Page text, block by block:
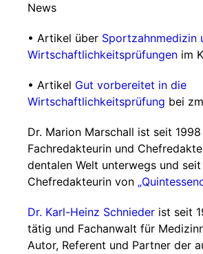
News
• Artikel über Sportzahnmedizin
Wirtschaftlichkeitsprüfungen im
• Artikel Gut vorbereitet in die
Wirtschaftlichkeitsprüfung bei
Dr. Marion Marschall ist seit
Fachredakteurin und
dentalen Welt unterwegs und seit
Chefredakteurin von
Dr. Karl-Heinz Schnieder ist seit
tätig und Fachanwalt für
Autor, Referent und Partner der